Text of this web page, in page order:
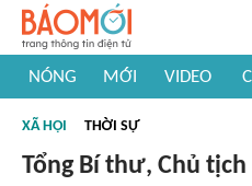
NÓNG MỚI VIDEO
#Khám phá thế giới
XÃ HỘI THỜI SỰ
Tổng Bí thư, Chủ